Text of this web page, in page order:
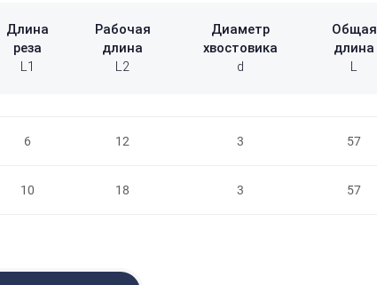
Длина
реза
L1
Рабочая
длина
L2
Диаметр
хвостовика
d
Общая
длина
L
6 12 3 57
10 18 3 57